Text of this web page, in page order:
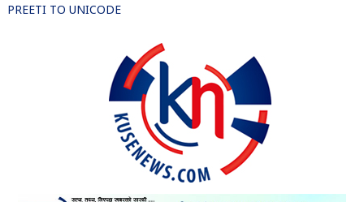
PREETI TO UNICODE